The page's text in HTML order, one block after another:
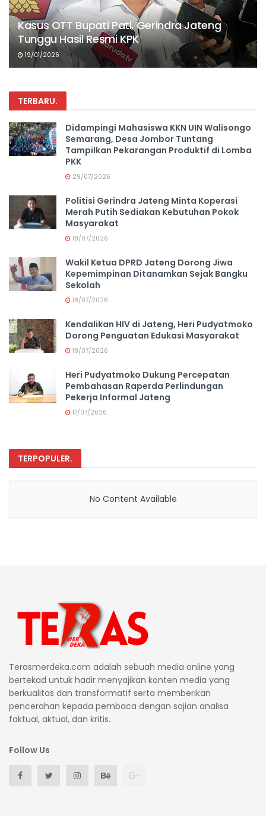
Kasus OTT Bupati Pati, Gerindra Jateng
Tunggu Hasil Resmi KPK
19/01/2026
TERBARU.
Didampingi Mahasiswa KKN UIN Walisongo
Semarang, Desa Jombor Tuntang
Tampilkan Pekarangan Produktif di Lomba
PKK
29/07/2026
Politisi Gerindra Jateng Minta Koperasi
Merah Putih Sediakan Kebutuhan Pokok
Masyarakat
18/07/2026
Wakil Ketua DPRD Jateng Dorong Jiwa
Kepemimpinan Ditanamkan Sejak Bangku
Sekolah
18/07/2026
Kendalikan HIV di Jateng, Heri Pudyatmoko
Dorong Penguatan Edukasi Masyarakat
18/07/2026
Heri Pudyatmoko Dukung Percepatan
Pembahasan Raperda Perlindungan
Pekerja Informal Jateng
17/07/2026
TERPOPULER.
No Content Available
Terasmerdeka.com adalah sebuah media online yang
bertekad untuk hadir menyajikan konten media yang
berkualitas dan transformatif serta memberikan
pencerahan kepada pembaca dengan sajian analisa
faktual, aktual, dan kritis.
Follow Us